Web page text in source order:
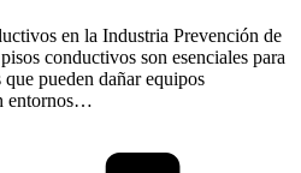
en la Industria Prevención de
conductivos son esenciales para
pueden dañar equipos
entornos…